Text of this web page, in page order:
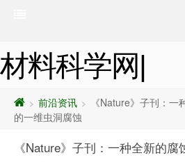
材料科学网|
> 前沿资讯 >
《Nature》子刊：
的一维虫洞腐蚀
《Nature》子刊：一种全新的